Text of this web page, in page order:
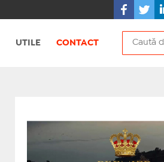
UTILE CONTACT